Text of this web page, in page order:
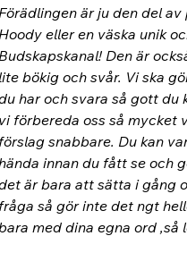
är ju den del
eller en väska unik
Den är
bökig och svår. Vi ska
har och svara så gott du
förbereda oss så mycket
snabbare. Du kan
innan du fått se och
är bara att sätta i gång
så gör inte det ngt
med dina egna ord ,så